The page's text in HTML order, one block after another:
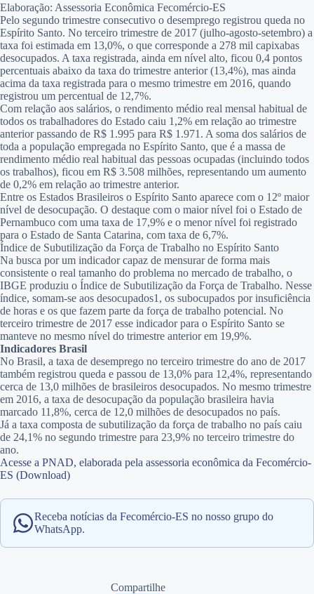
Elaboração: Assessoria Econômica Fecomércio-ES
Pelo segundo trimestre consecutivo o desemprego registrou queda no
Espírito Santo. No terceiro trimestre de 2017 (julho-agosto-setembro) a
taxa foi estimada em 13,0%, o que corresponde a 278 mil capixabas
desocupados. A taxa registrada, ainda em nível alto, ficou 0,4 pontos
percentuais abaixo da taxa do trimestre anterior (13,4%), mas ainda
acima da taxa registrada para o mesmo trimestre em 2016, quando
registrou um percentual de 12,7%.
Com relação aos salários, o rendimento médio real mensal habitual de
todos os trabalhadores do Estado caiu 1,2% em relação ao trimestre
anterior passando de R$ 1.995 para R$ 1.971. A soma dos salários de
toda a população empregada no Espírito Santo, que é a massa de
rendimento médio real habitual das pessoas ocupadas (incluindo todos
os trabalhos), ficou em R$ 3.508 milhões, representando um aumento
de 0,2% em relação ao trimestre anterior.
Entre os Estados Brasileiros o Espírito Santo aparece com o 12º maior
nível de desocupação. O destaque com o maior nível foi o Estado de
Pernambuco com uma taxa de 17,9% e o menor nível foi registrado
para o Estado de Santa Catarina, com taxa de 6,7%.
Índice de Subutilização da Força de Trabalho no Espírito Santo
Na busca por um indicador capaz de mensurar de forma mais
consistente o real tamanho do problema no mercado de trabalho, o
IBGE produziu o Índice de Subutilização da Força de Trabalho. Nesse
índice, somam-se aos desocupados1, os subocupados por insuficiência
de horas e os que fazem parte da força de trabalho potencial. No
terceiro trimestre de 2017 esse indicador para o Espírito Santo se
manteve no mesmo nível do trimestre anterior em 19,9%.
Indicadores Brasil
No Brasil, a taxa de desemprego no terceiro trimestre do ano de 2017
também registrou queda e passou de 13,0% para 12,4%, representando
cerca de 13,0 milhões de brasileiros desocupados. No mesmo trimestre
em 2016, a taxa de desocupação da população brasileira havia
marcado 11,8%, cerca de 12,0 milhões de desocupados no país.
Já a taxa composta de subutilização da força de trabalho no país caiu
de 24,1% no segundo trimestre para 23,9% no terceiro trimestre do
ano.
Acesse a PNAD, elaborada pela assessoria econômica da Fecomércio-
ES (Download)
Receba notícias da Fecomércio-ES no nosso grupo do
WhatsApp.
Compartilhe